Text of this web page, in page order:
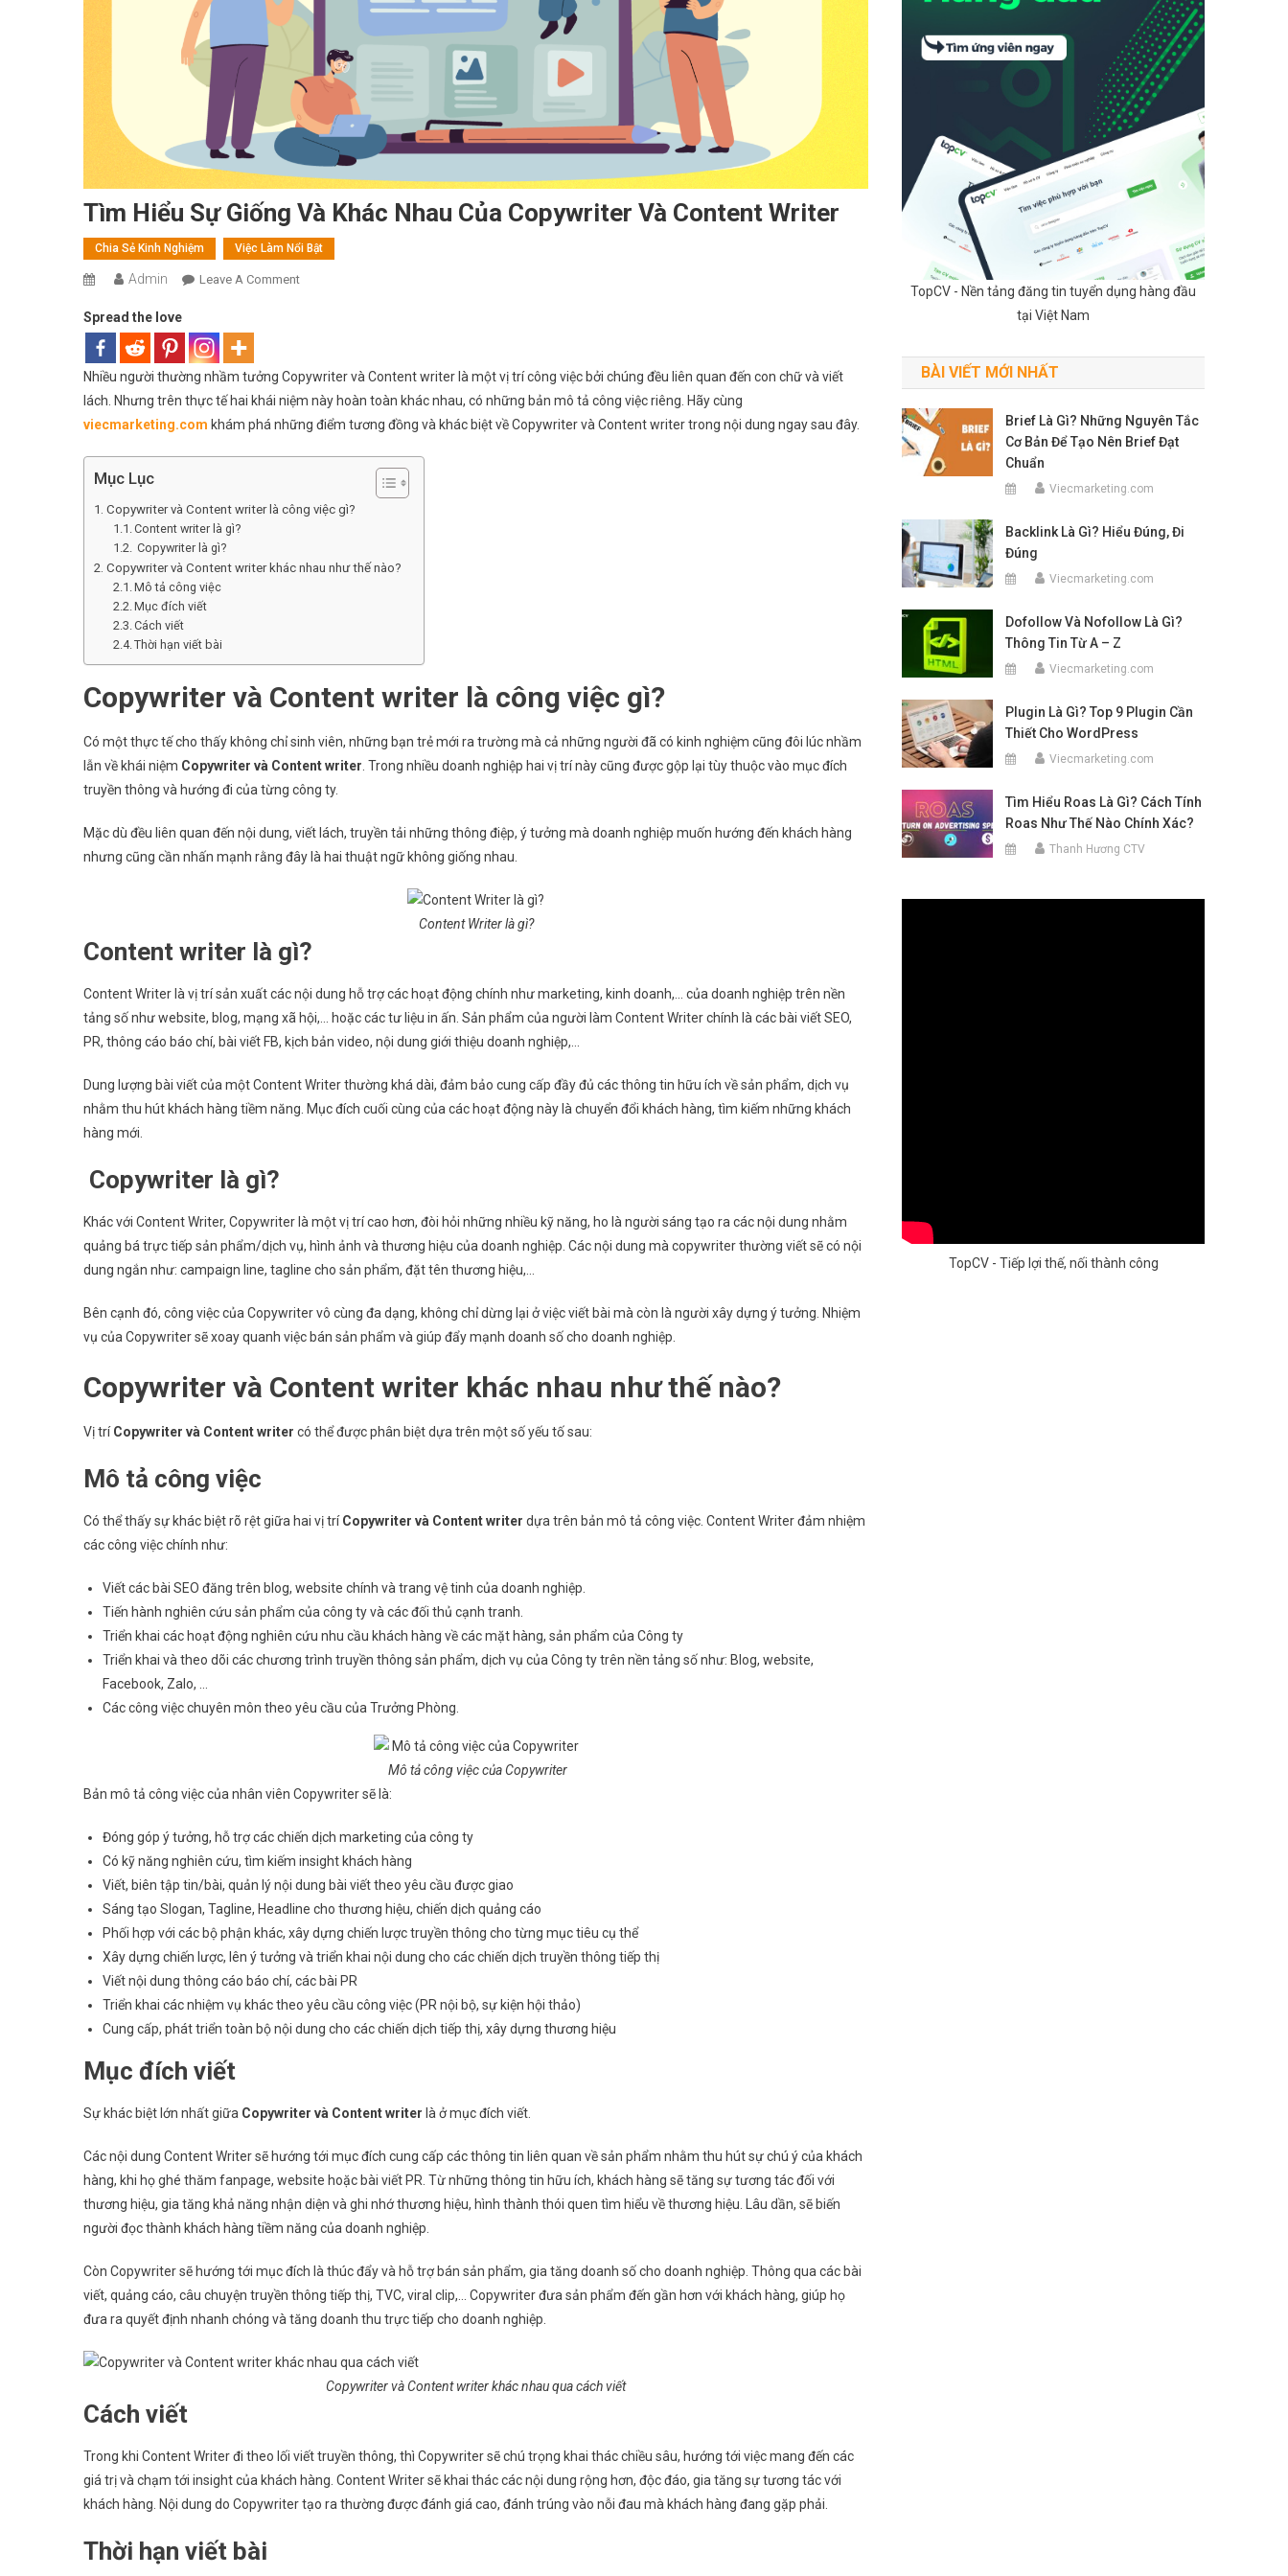
Tìm Hiểu Sự Giống Và Khác Nhau Của Copywriter Và Content Writer
Chia Sẻ Kinh Nghiệm Việc Làm Nổi Bật
Admin Leave A CommentOn
Và
Nhau
Của
Content
Spread the love
Nhiều người thường nhầm tưởng Copywriter và Content writer là một vị trí công việc bởi chúng đều liên quan đến con chữ và viết
lách. Nhưng trên thực tế hai khái niệm này hoàn toàn khác nhau, có những bản mô tả công việc riêng. Hãy cùng
viecmarketing.com khám phá những điểm tương đồng và khác biệt về Copywriter và Content writer trong nội dung ngay sau đây.
Mục Lục
Copywriter và Content writer là công việc gì?
Content writer là gì?
Copywriter là gì?
Copywriter và Content writer khác nhau như thế nào?
Mô tả công việc
Mục đích viết
Cách viết
Thời hạn viết bài
Copywriter và Content writer là công việc gì?
Có một thực tế cho thấy không chỉ sinh viên, những bạn trẻ mới ra trường mà cả những người đã có kinh nghiệm cũng đôi lúc nhầm
lẫn về khái niệm Copywriter và Content writer . Trong nhiều doanh nghiệp hai vị trí này cũng được gộp lại tùy thuộc vào mục đích
truyền thông và hướng đi của từng công ty.
Mặc dù đều liên quan đến nội dung, viết lách, truyền tải những thông điệp, ý tưởng mà doanh nghiệp muốn hướng đến khách hàng
nhưng cũng cần nhấn mạnh rằng đây là hai thuật ngữ không giống nhau.
Content Writer là gì?
Content writer là gì?
Content Writer là vị trí sản xuất các nội dung hỗ trợ các hoạt động chính như marketing, kinh doanh,… của doanh nghiệp trên nền
tảng số như website, blog, mạng xã hội,… hoặc các tư liệu in ấn. Sản phẩm của người làm Content Writer chính là các bài viết SEO,
PR, thông cáo báo chí, bài viết FB, kịch bản video, nội dung giới thiệu doanh nghiệp,…
Dung lượng bài viết của một Content Writer thường khá dài, đảm bảo cung cấp đầy đủ các thông tin hữu ích về sản phẩm, dịch vụ
nhằm thu hút khách hàng tiềm năng. Mục đích cuối cùng của các hoạt động này là chuyển đổi khách hàng, tìm kiếm những khách
hàng mới.
Copywriter là gì?
Khác với Content Writer, Copywriter là một vị trí cao hơn, đòi hỏi những nhiều kỹ năng, ho là người sáng tạo ra các nội dung nhằm
quảng bá trực tiếp sản phẩm/dịch vụ, hình ảnh và thương hiệu của doanh nghiệp. Các nội dung mà copywriter thường viết sẽ có nội
dung ngắn như: campaign line, tagline cho sản phẩm, đặt tên thương hiệu,…
Bên cạnh đó, công việc của Copywriter vô cùng đa dạng, không chỉ dừng lại ở việc viết bài mà còn là người xây dựng ý tưởng. Nhiệm
vụ của Copywriter sẽ xoay quanh việc bán sản phẩm và giúp đẩy mạnh doanh số cho doanh nghiệp.
Copywriter và Content writer khác nhau như thế nào?
Vị tríCopywriter và Content writer có thể được phân biệt dựa trên một số yếu tố sau:
Mô tả công việc
Có thể thấy sự khác biệt rõ rệt giữa hai vị tríCopywriter và Content writer dựa trên bản mô tả công việc. Content Writer đảm nhiệm
các công việc chính như:
Viết các bài SEO đăng trên blog, website chính và trang vệ tinh của doanh nghiệp.
Tiến hành nghiên cứu sản phẩm của công ty và các đối thủ cạnh tranh.
Triển khai các hoạt động nghiên cứu nhu cầu khách hàng về các mặt hàng, sản phẩm của Công ty
Triển khai và theo dõi các chương trình truyền thông sản phẩm, dịch vụ của Công ty trên nền tảng số như: Blog, website,
Facebook, Zalo, …
Các công việc chuyên môn theo yêu cầu của Trưởng Phòng.
Mô tả công việc của Copywriter
Bản mô tả công việc của nhân viên Copywriter sẽ là:
Đóng góp ý tưởng, hỗ trợ các chiến dịch marketing của công ty
Có kỹ năng nghiên cứu, tìm kiếm insight khách hàng
Viết, biên tập tin/bài, quản lý nội dung bài viết theo yêu cầu được giao
Sáng tạo Slogan, Tagline, Headline cho thương hiệu, chiến dịch quảng cáo
Phối hợp với các bộ phận khác, xây dựng chiến lược truyền thông cho từng mục tiêu cụ thể
Xây dựng chiến lược, lên ý tưởng và triển khai nội dung cho các chiến dịch truyền thông tiếp thị
Viết nội dung thông cáo báo chí, các bài PR
Triển khai các nhiệm vụ khác theo yêu cầu công việc (PR nội bộ, sự kiện hội thảo)
Cung cấp, phát triển toàn bộ nội dung cho các chiến dịch tiếp thị, xây dựng thương hiệu
Mục đích viết
Sự khác biệt lớn nhất giữa Copywriter và Content writer là ở mục đích viết.
Các nội dung Content Writer sẽ hướng tới mục đích cung cấp các thông tin liên quan về sản phẩm nhằm thu hút sự chú ý của khách
hàng, khi họ ghé thăm fanpage, website hoặc bài viết PR. Từ những thông tin hữu ích, khách hàng sẽ tăng sự tương tác đối với
thương hiệu, gia tăng khả năng nhận diện và ghi nhớ thương hiệu, hình thành thói quen tìm hiểu về thương hiệu. Lâu dần, sẽ biến
người đọc thành khách hàng tiềm năng của doanh nghiệp.
Còn Copywriter sẽ hướng tới mục đích là thúc đẩy và hỗ trợ bán sản phẩm, gia tăng doanh số cho doanh nghiệp. Thông qua các bài
viết, quảng cáo, câu chuyện truyền thông tiếp thị, TVC, viral clip,… Copywriter đưa sản phẩm đến gần hơn với khách hàng, giúp họ
đưa ra quyết định nhanh chóng và tăng doanh thu trực tiếp cho doanh nghiệp.
Copywriter và Content writer khác nhau qua cách viết
Cách viết
Trong khi Content Writer đi theo lối viết truyền thông, thì Copywriter sẽ chú trọng khai thác chiều sâu, hướng tới việc mang đến các
giá trị và chạm tới insight của khách hàng. Content Writer sẽ khai thác các nội dung rộng hơn, độc đáo, gia tăng sự tương tác với
khách hàng. Nội dung do Copywriter tạo ra thường được đánh giá cao, đánh trúng vào nỗi đau mà khách hàng đang gặp phải.
Thời hạn viết bài
TopCV - Nền tảng đăng tin tuyển dụng hàng đầu
tại Việt Nam
BÀI VIẾT MỚI NHẤT
Brief Là Gì? Những Nguyên Tắc
Cơ Bản Để Tạo Nên Brief Đạt
Chuẩn
Viecmarketing.com
Backlink Là Gì? Hiểu Đúng, Đi
Đúng
Viecmarketing.com
Dofollow Và Nofollow Là Gì?
Thông Tin Từ A – Z
Viecmarketing.com
Plugin Là Gì? Top 9 Plugin Cần
Thiết Cho WordPress
Viecmarketing.com
Tìm Hiểu Roas Là Gì? Cách Tính
Roas Như Thế Nào Chính Xác?
Thanh Hương CTV
TopCV - Tiếp lợi thế, nối thành công